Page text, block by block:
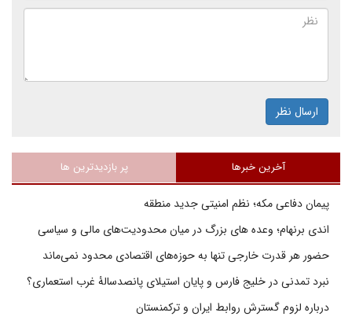
ارسال نظر
آخرین خبرها پر بازدیدترین ها
پیمان دفاعی مکه؛ نظم امنیتی جدید منطقه
اندی برنهام؛ وعده های بزرگ در میان محدودیت‌های مالی و سیاسی
حضور هر قدرت خارجی تنها به حوزه‌های اقتصادی محدود نمی‌ماند
نبرد تمدنی در خلیج فارس و پایان استیلای پانصدسالۀ غرب استعماری؟
درباره لزوم گسترش روابط ایران و ترکمنستان